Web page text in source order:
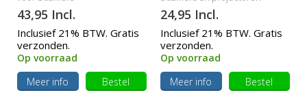
43,95 Incl.
Inclusief 21% BTW. Gratis
verzonden.
Op voorraad
Meer info
Bestel
24,95 Incl.
Inclusief 21% BTW. Gratis
verzonden.
Op voorraad
Meer info
Bestel